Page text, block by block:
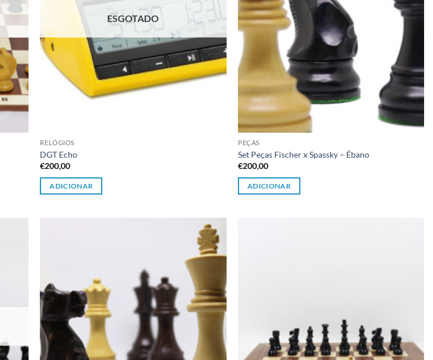
ESGOTADO
RELÓGIOS
DGT Echo
€200,00
ADICIONAR
PEÇAS
Set Peças Fischer x Spassky – Ébano
€200,00
ADICIONAR
Adicionar
à lista de